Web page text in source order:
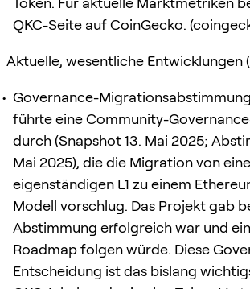
QKC-Seite auf CoinGecko. (
Aktuelle, wesentliche Entwicklungen
Governance-
führte eine Community-
durch (Snapshot 13. Mai 2025;
Mai 2025), die die Migration von
eigenständigen L1 zu einem
Modell vorschlug. Das Projekt gab
Abstimmung erfolgreich war und
Roadmap folgen würde. Diese
Entscheidung ist das bislang